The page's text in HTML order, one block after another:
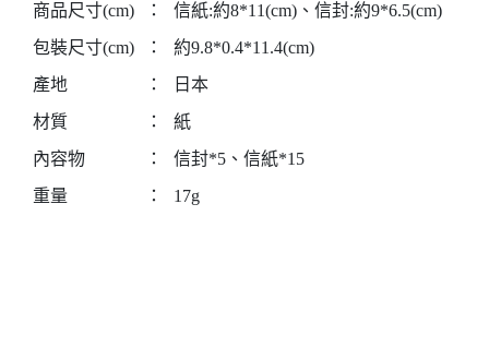
商品尺寸(cm) ：
信紙:約8*11(cm)、信封:約9*6.5(cm)
包裝尺寸(cm)
：
約9.8*0.4*11.4(cm)
產地
：
日本
材質
：
紙
內容物
：
信封*5、信紙*15
重量
： 17g